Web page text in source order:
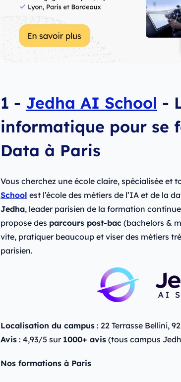
1 - Jedha AI School -
informatique pour se
Data à Paris
Vous cherchez une école claire, spécialisée et
School est l’école des métiers de l’IA et de la
Jedha, leader parisien de la formation
propose des parcours post-bac(bachelors &
vite, pratiquer beaucoup et viser des métiers
parisien.
Localisation du campus: 22 Terrasse Bellini,
Avis: 4,93/5 sur 1000+ avis(tous campus
Nos formations à Paris